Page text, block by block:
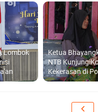
Lombok
Ketua
NTB
Kekerasan di